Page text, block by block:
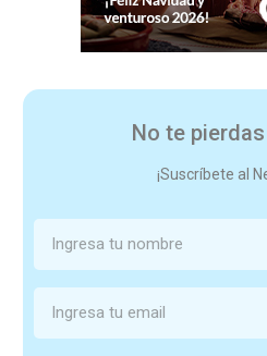
No te
¡Suscríbete al